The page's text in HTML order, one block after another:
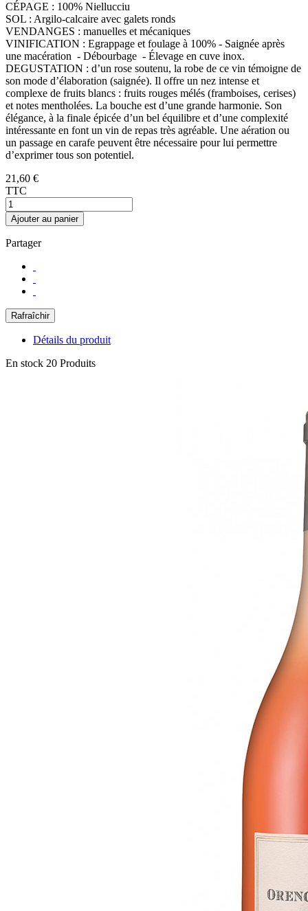
CÉPAGE : 100% Niellucciu
SOL : Argilo-calcaire avec galets ronds
VENDANGES : manuelles et mécaniques
VINIFICATION : Egrappage et foulage à 100% - Saignée après
une macération - Débourbage - Élevage en cuve inox.
DEGUSTATION : d’un rose soutenu, la robe de ce vin témoigne de
son mode d’élaboration (saignée). Il offre un nez intense et
complexe de fruits blancs : fruits rouges mélés (framboises, cerises)
et notes mentholées. La bouche est d’une grande harmonie. Son
élégance, à la finale épicée d’un bel équilibre et d’une complexité
intéressante en font un vin de repas très agréable. Une aération ou
un passage en carafe peuvent être nécessaire pour lui permettre
d’exprimer tous son potentiel.
21,60 €
TTC
Ajouter au panier
Partager
Détails du produit
En stock 20 Produits